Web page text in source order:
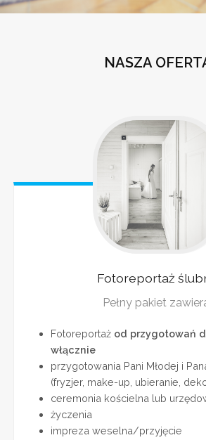
NASZA
Fotoreportaż
Pełny pakiet
Fotoreportażod przygotowań
włącznie
przygotowania Pani Młodej i
(fryzjer, make-up, ubieranie,
ceremonia kościelna lub
życzenia
impreza weselna/przyjęcie